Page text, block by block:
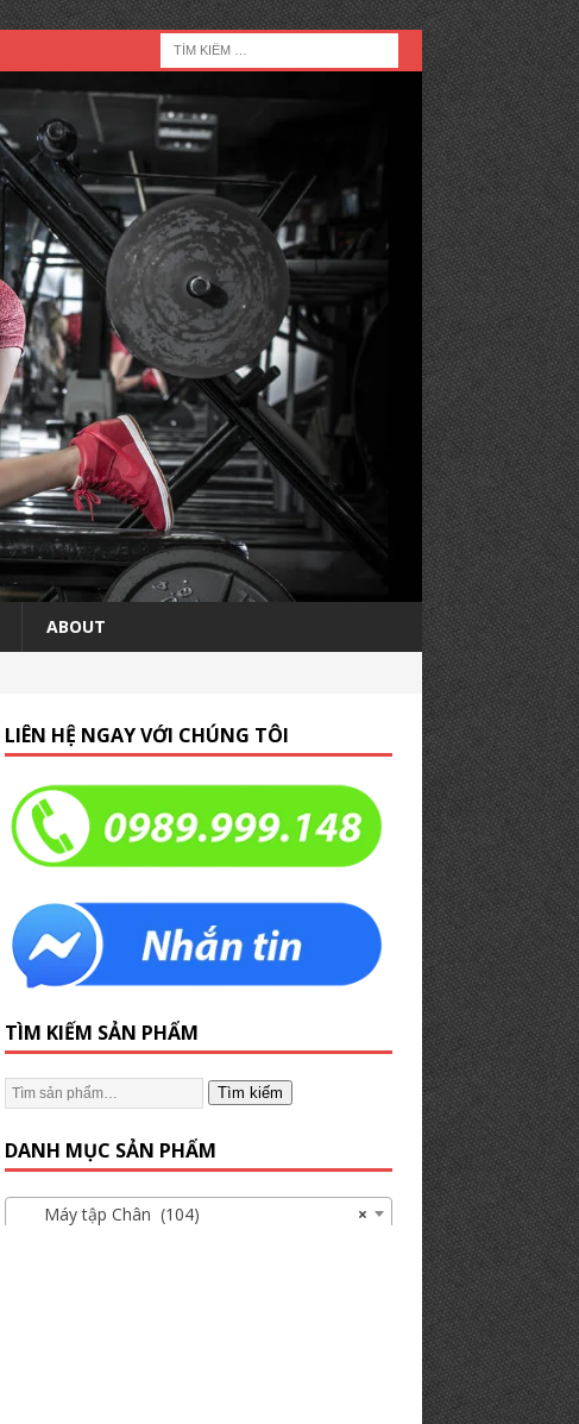
ABOUT
LIÊN HỆ NGAY VỚI CHÚNG TÔI
TÌM KIẾM SẢN PHẨM
Tìm kiếm
DANH MỤC SẢN PHẨM
×
Máy tập Chân (104)